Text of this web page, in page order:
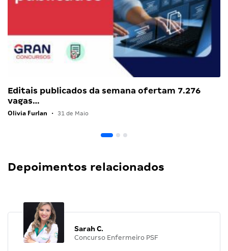
Editais publicados da semana ofertam 7.276
vagas…
Olivia Furlan • 31 de Maio
Depoimentos relacionados
Sarah C.
Concurso Enfermeiro PSF